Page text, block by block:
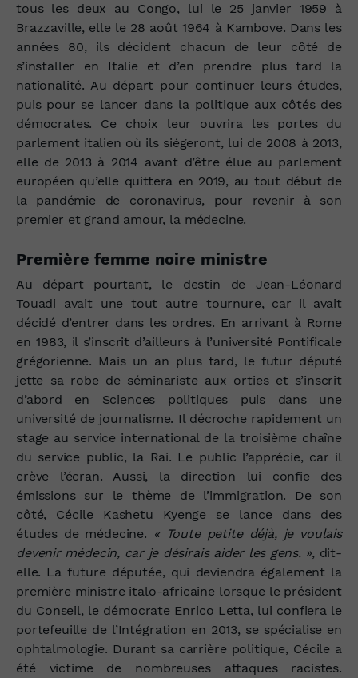
tous les deux au Congo, lui le 25 janvier 1959 à
Brazzaville, elle le 28 août 1964 à Kambove. Dans les
années 80, ils décident chacun de leur côté de
s’installer en Italie et d’en prendre plus tard la
nationalité. Au départ pour continuer leurs études,
puis pour se lancer dans la politique aux côtés des
démocrates. Ce choix leur ouvrira les portes du
parlement italien où ils siégeront, lui de 2008 à 2013,
elle de 2013 à 2014 avant d’être élue au parlement
européen qu’elle quittera en 2019, au tout début de
la pandémie de coronavirus, pour revenir à son
premier et grand amour, la médecine.
Première femme noire ministre
Au départ pourtant, le destin de Jean-Léonard
Touadi avait une tout autre tournure, car il avait
décidé d’entrer dans les ordres. En arrivant à Rome
en 1983, il s’inscrit d’ailleurs à l’université Pontificale
grégorienne. Mais un an plus tard, le futur député
jette sa robe de séminariste aux orties et s’inscrit
d’abord en Sciences politiques puis dans une
université de journalisme. Il décroche rapidement un
stage au service international de la troisième chaîne
du service public, la Rai. Le public l’apprécie, car il
crève l’écran. Aussi, la direction lui confie des
émissions sur le thème de l’immigration. De son
côté, Cécile Kashetu Kyenge se lance dans des
études de médecine. « Toute petite déjà, je voulais
devenir médecin, car je désirais aider les gens. », dit-
elle. La future députée, qui deviendra également la
première ministre italo-africaine lorsque le président
du Conseil, le démocrate Enrico Letta, lui confiera le
portefeuille de l’Intégration en 2013, se spécialise en
ophtalmologie. Durant sa carrière politique, Cécile a
été victime de nombreuses attaques racistes.